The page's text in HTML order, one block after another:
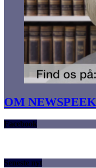
OM NEWSPEEK
Facebook
Seneste nyt